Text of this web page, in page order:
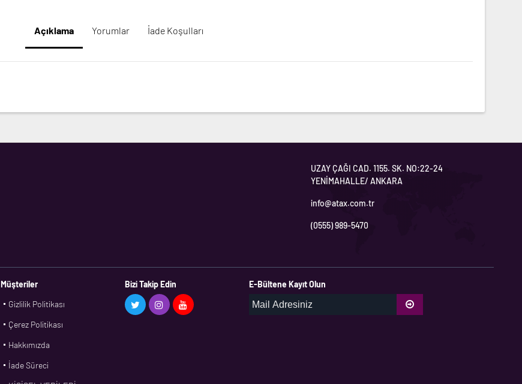
Açıklama Yorumlar İade Koşulları
UZAY ÇAĞI CAD. 1155. SK. NO:22-24
YENİMAHALLE/ ANKARA
info@atax.com.tr
(0555) 989-5470
Müşteriler
Gizlilik Politikası
Çerez Politikası
Hakkımızda
İade Süreci
Bizi Takip Edin E-Bültene Kayıt Olun